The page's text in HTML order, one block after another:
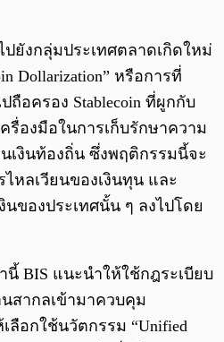
ปยังกลุ่มประเทศตลาดเกิดใหม่
Dollarization” หรือการที่
ถือครอง Stablecoin ที่ผูกกับ
รื่องมือในการเก็บรักษาความ
นเงินท้องถิ่น ซึ่งพฤติกรรมนี้จะ
หลเวียนของเงินทุน และ
นของประเทศนั้น ๆ ลงไปโดย
BIS แนะนำให้ใช้กฎระเบียบ
สากลเข้ามาควบคุม
เลือกใช้นวัตกรรม “Unified